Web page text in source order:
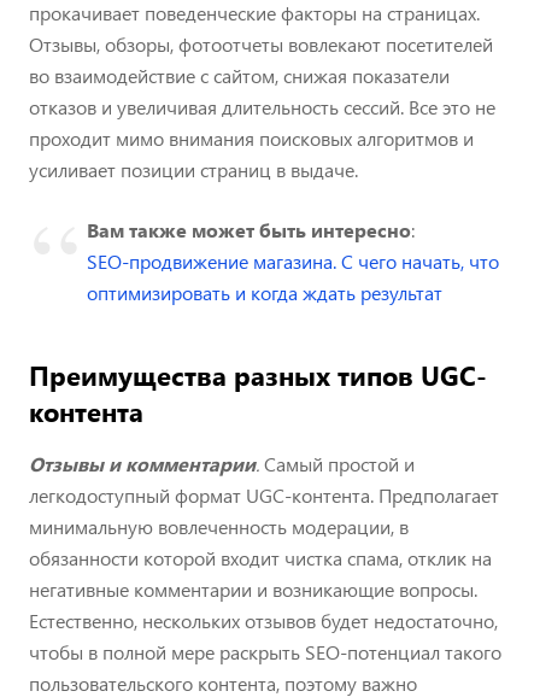
прокачивает поведенческие факторы на страницах.
Отзывы, обзоры, фотоотчеты вовлекают посетителей
во взаимодействие с сайтом, снижая показатели
отказов и увеличивая длительность сессий. Все это не
проходит мимо внимания поисковых алгоритмов и
усиливает позиции страниц в выдаче.
Вам также может быть интересно:
SEO-продвижение магазина. С чего начать, что
оптимизировать и когда ждать результат
Преимущества разных типов UGC-
контента
Отзывы и комментарии.Самый простой и
легкодоступный формат UGC-контента. Предполагает
минимальную вовлеченность модерации, в
обязанности которой входит чистка спама, отклик на
негативные комментарии и возникающие вопросы.
Естественно, нескольких отзывов будет недостаточно,
чтобы в полной мере раскрыть SEO-потенциал такого
пользовательского контента, поэтому важно